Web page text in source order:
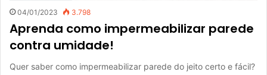
04/01/2023 3.798
Aprenda como impermeabilizar parede
contra umidade!
Quer saber como impermeabilizar parede do jeito certo e fácil?